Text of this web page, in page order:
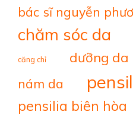
bác sĩ nguyễn
chăm sóc da
căng chỉ dưỡng da
nám da
pensilia biên hòa